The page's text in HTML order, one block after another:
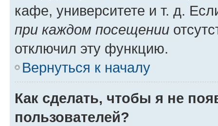
кафе, университете и т. д.
при каждом посещении
отключил эту функцию.
Вернуться к началу
Как сделать, чтобы я не
пользователей?